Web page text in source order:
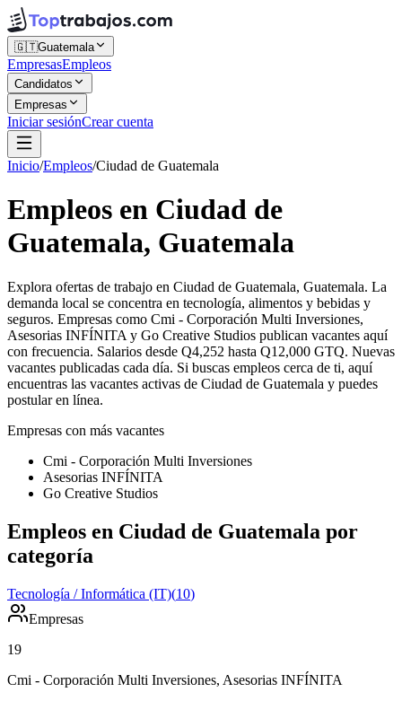
🇬🇹Guatemala
EmpresasEmpleos
Candidatos
Empresas
Iniciar sesiónCrear cuenta
Inicio/Empleos/Ciudad de Guatemala
Empleos en Ciudad de
Guatemala, Guatemala
Explora ofertas de trabajo en Ciudad de Guatemala, Guatemala. La
demanda local se concentra en tecnología, alimentos y bebidas y
seguros. Empresas como Cmi - Corporación Multi Inversiones,
Asesorias INFÍNITA y Go Creative Studios publican vacantes aquí
con frecuencia. Salarios desde Q4,252 hasta Q12,000 GTQ. Nuevas
vacantes publicadas cada día. Si buscas empleos cerca de ti, aquí
encuentras las vacantes activas de Ciudad de Guatemala y puedes
postular en línea.
Empresas con más vacantes
Cmi - Corporación Multi Inversiones
Asesorias INFÍNITA
Go Creative Studios
Empleos en Ciudad de Guatemala por
categoría
Tecnología / Informática (IT)(10)
Empresas
19
Cmi - Corporación Multi Inversiones, Asesorias INFÍNITA